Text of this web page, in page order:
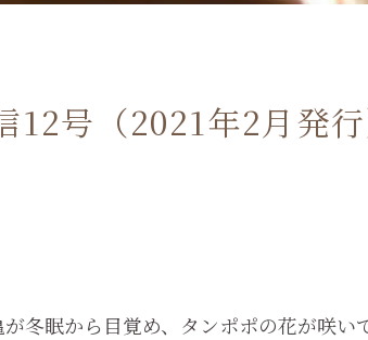
号（2021年2月発行
冬眠から目覚め、タンポポの花が咲い